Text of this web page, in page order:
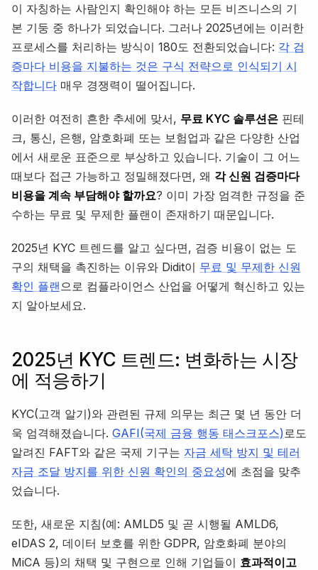
이 자칭하는 사람인지 확인해야 하는 모든 비즈니스의 기
본 기둥 중 하나가 되었습니다. 그러나 2025년에는 이러한
프로세스를 처리하는 방식이 180도 전환되었습니다: 각 검
증마다 비용을 지불하는 것은 구식 전략으로 인식되기 시
작합니다 매우 경쟁력이 떨어집니다.
이러한 여전히 흔한 추세에 맞서, 무료 KYC 솔루션은 핀테
크, 통신, 은행, 암호화폐 또는 보험업과 같은 다양한 산업
에서 새로운 표준으로 부상하고 있습니다. 기술이 그 어느
때보다 접근 가능하고 정밀해졌다면, 왜 각 신원 검증마다
비용을 계속 부담해야 할까요? 이미 가장 엄격한 규정을 준
수하는 무료 및 무제한 플랜이 존재하기 때문입니다.
2025년 KYC 트렌드를 알고 싶다면, 검증 비용이 없는 도
구의 채택을 촉진하는 이유와 Didit이 무료 및 무제한 신원
확인 플랜 으로 컴플라이언스 산업을 어떻게 혁신하고 있는
지 알아보세요.
2025년 KYC 트렌드: 변화하는 시장
에 적응하기
KYC(고객 알기)와 관련된 규제 의무는 최근 몇 년 동안 더
욱 엄격해졌습니다. GAFI(국제 금융 행동 태스크포스) 로도
알려진 FAFT와 같은 국제 기구는 자금 세탁 방지 및 테러
자금 조달 방지를 위한 신원 확인의 중요성에 초점을 맞추
었습니다.
또한, 새로운 지침(예: AMLD5 및 곧 시행될 AMLD6,
eIDAS 2, 데이터 보호를 위한 GDPR, 암호화폐 분야의
MiCA 등)의 채택 및 구현으로 인해 기업들이 효과적이고